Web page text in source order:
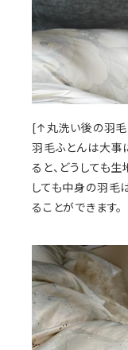
[↑丸洗い後の羽
羽毛ふとんは大事
ると、どうしても
しても中身の羽毛
ることができます。